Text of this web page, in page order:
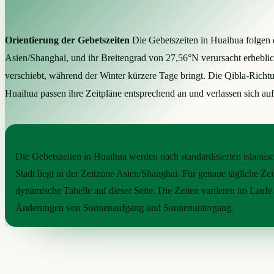
Orientierung der Gebetszeiten Die Gebetszeiten in Huaihua
Asien/Shanghai, und ihr Breitengrad von 27,56°N verursacht
verschiebt, während der Winter kürzere Tage bringt. Die Qibla-
Huaihua passen ihre Zeitpläne entsprechend an und verlassen sich
Die Gebetszeiten in Huaihua werden nach standardisierten
Stadt liegt in der Zeitzone Asien/Shanghai. Für genaue tägliche
dynamische Tabelle auf dieser Seite. Die Zeiten variieren im Laufe
Änderungen von Sonnenaufgang und Sonnenuntergang.